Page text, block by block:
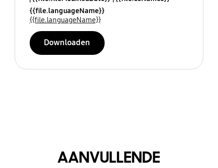
{{file.languageName}}
{{file.languageName}}
Downloaden
AANVULLENDE